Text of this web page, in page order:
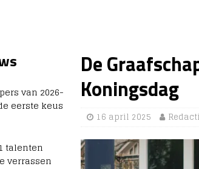
De
Koningsdag
16 april 2025
van 2026-
eerste keus
talenten
verrassen